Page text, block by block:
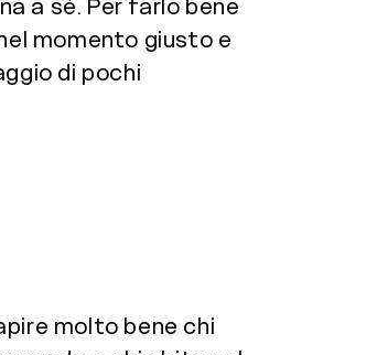
a sé. Per farlo bene
momento giusto e
di pochi
molto bene chi